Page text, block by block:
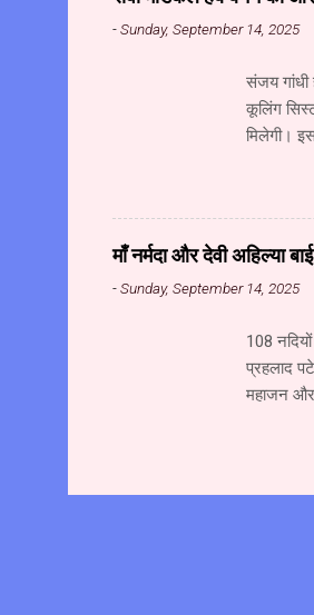
सूचना
मध्यप्रदेश
-Sunday, September 14, 2025
संजय गांधी
कूलिंग
मिलेगी।
का
रही है।
के विकास
किए गए हैं।
है। य...
माँ नर्मदा और देवी अहिल्या
-Sunday, September 14, 2025
108
प्रहलाद
महाजन और
अत्यंत
पर